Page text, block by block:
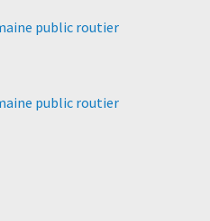
public routier
public routier